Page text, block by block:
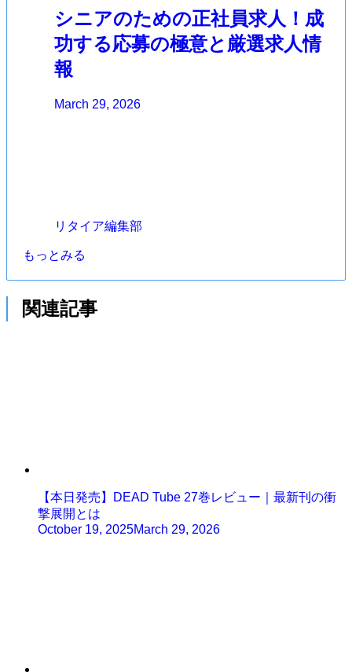
シニアのための正社員求人！成
功する応募の極意と厳選求人情
報
March 29, 2026
リタイア編集部
もっとみる
関連記事
【本日発売】DEAD Tube 27巻レビュー｜最新刊の衝
撃展開とは
October 19, 2025March 29, 2026